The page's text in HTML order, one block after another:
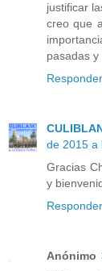
justificar
creo que
pasadas
Responder
de 2015 a
Gracias
y
Responder
Anónimo